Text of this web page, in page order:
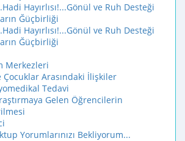
Hayırlısı!...Gönül ve Ruh Desteği
Ğüçbirliği
Hayırlısı!...Gönül ve Ruh Desteği
Ğüçbirliği
Merkezleri
Çocuklar Arasındaki İlişkiler
Tedavi
Gelen Öğrencilerin
Yorumlarınızı Bekliyorum...